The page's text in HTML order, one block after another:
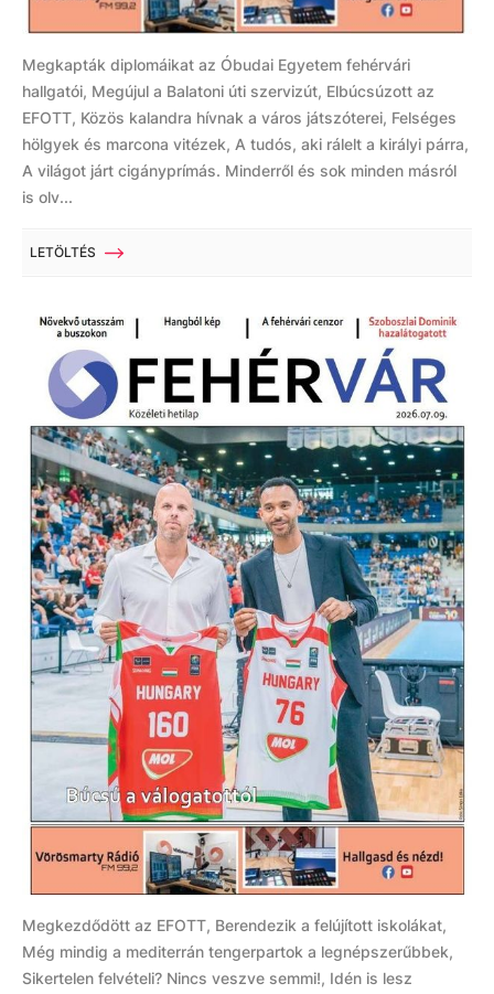
Megkapták diplomáikat az Óbudai Egyetem fehérvári
hallgatói, Megújul a Balatoni úti szervizút, Elbúcsúzott az
EFOTT, Közös kalandra hívnak a város játszóterei, Felséges
hölgyek és marcona vitézek, A tudós, aki rálelt a királyi párra,
A világot járt cigányprímás. Minderről és sok minden másról
is olv...
LETÖLTÉS
Megkezdődött az EFOTT, Berendezik a felújított iskolákat,
Még mindig a mediterrán tengerpartok a legnépszerűbbek,
Sikertelen felvételi? Nincs veszve semmi!, Idén is lesz